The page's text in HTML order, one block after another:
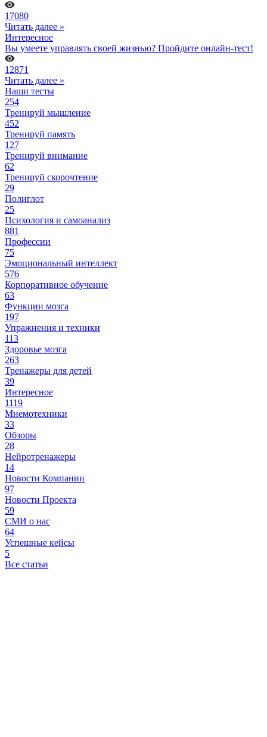
17080
Читать далее »
Интересное
Вы умеете управлять своей жизнью? Пройдите онлайн-тест!
12871
Читать далее »
Наши тесты
254
Тренируй мышление
452
Тренируй память
127
Тренируй внимание
62
Тренируй скорочтение
29
Полиглот
25
Психология и самоанализ
881
Профессии
75
Эмоциональный интеллект
576
Корпоративное обучение
63
Функции мозга
197
Упражнения и техники
113
Здоровье мозга
263
Тренажеры для детей
39
Интересное
1119
Мнемотехники
33
Обзоры
28
Нейротренажеры
14
Новости Компании
97
Новости Проекта
59
СМИ о нас
64
Успешные кейсы
5
Все статьи